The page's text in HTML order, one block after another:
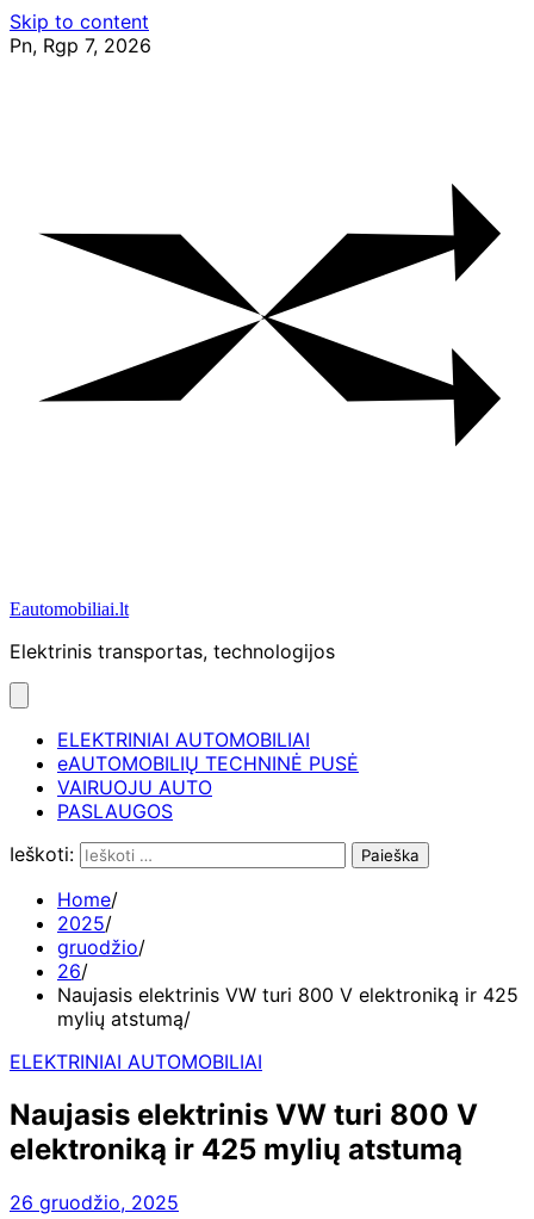
Skip to content
Pn, Rgp 7, 2026
Eautomobiliai.lt
Elektrinis transportas, technologijos
ELEKTRINIAI AUTOMOBILIAI
eAUTOMOBILIŲ TECHNINĖ PUSĖ
VAIRUOJU AUTO
PASLAUGOS
Ieškoti:
Home
2025
gruodžio
26
Naujasis elektrinis VW turi 800 V elektroniką ir 425
mylių atstumą
ELEKTRINIAI AUTOMOBILIAI
Naujasis elektrinis VW turi 800 V
elektroniką ir 425 mylių atstumą
26 gruodžio, 2025